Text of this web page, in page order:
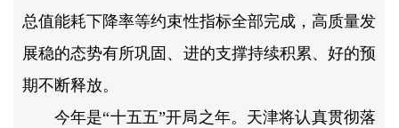
总值能耗下降率等约束性指标全部完成，高质量发
展稳的态势有所巩固、进的支撑持续积累、好的预
期不断释放。
今年是“十五五”开局之年。天津将认真贯彻落